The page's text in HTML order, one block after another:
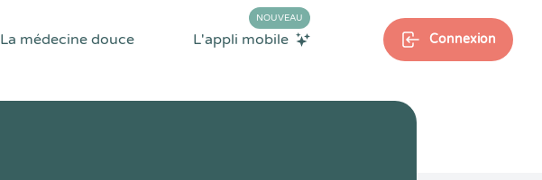
La médecine douce L'appli mobile
NOUVEAU
Connexion